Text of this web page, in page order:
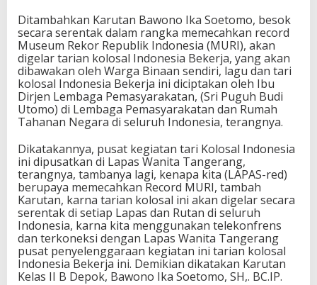
Ditambahkan Karutan Bawono Ika Soetomo, besok
secara serentak dalam rangka memecahkan record
Museum Rekor Republik Indonesia (MURI), akan
digelar tarian kolosal Indonesia Bekerja, yang akan
dibawakan oleh Warga Binaan sendiri, lagu dan tari
kolosal Indonesia Bekerja ini diciptakan oleh Ibu
Dirjen Lembaga Pemasyarakatan, (Sri Puguh Budi
Utomo) di Lembaga Pemasyarakatan dan Rumah
Tahanan Negara di seluruh Indonesia, terangnya.
Dikatakannya, pusat kegiatan tari Kolosal Indonesia
ini dipusatkan di Lapas Wanita Tangerang,
terangnya, tambanya lagi, kenapa kita (LAPAS-red)
berupaya memecahkan Record MURI, tambah
Karutan, karna tarian kolosal ini akan digelar secara
serentak di setiap Lapas dan Rutan di seluruh
Indonesia, karna kita menggunakan telekonfrens
dan terkoneksi dengan Lapas Wanita Tangerang
pusat penyelenggaraan kegiatan ini tarian kolosal
Indonesia Bekerja ini. Demikian dikatakan Karutan
Kelas II B Depok, Bawono Ika Soetomo, SH,. BC.IP.